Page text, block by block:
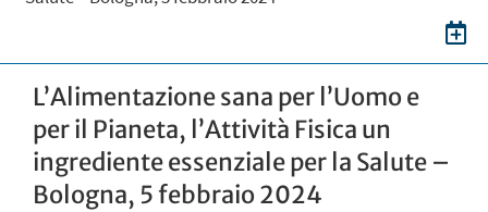
L’Alimentazione sana per l’Uomo e
per il Pianeta, l’Attività Fisica un
ingrediente essenziale per la Salute –
Bologna, 5 febbraio 2024